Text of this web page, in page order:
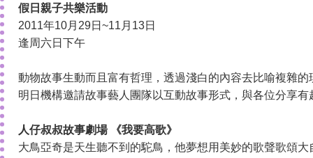
假日親子共樂活動
2011年10月29日~11月13日
逢周六日下午
動物故事生動而且富有哲理，透過淺白的內容去比喻複雜的
明日機構邀請故事藝人團隊以互動故事形式，與各位分享有
人仔叔叔故事劇場 《我要高歌》
大鳥亞奇是天生聽不到的駝鳥，他夢想用美妙的歌聲歌頌大